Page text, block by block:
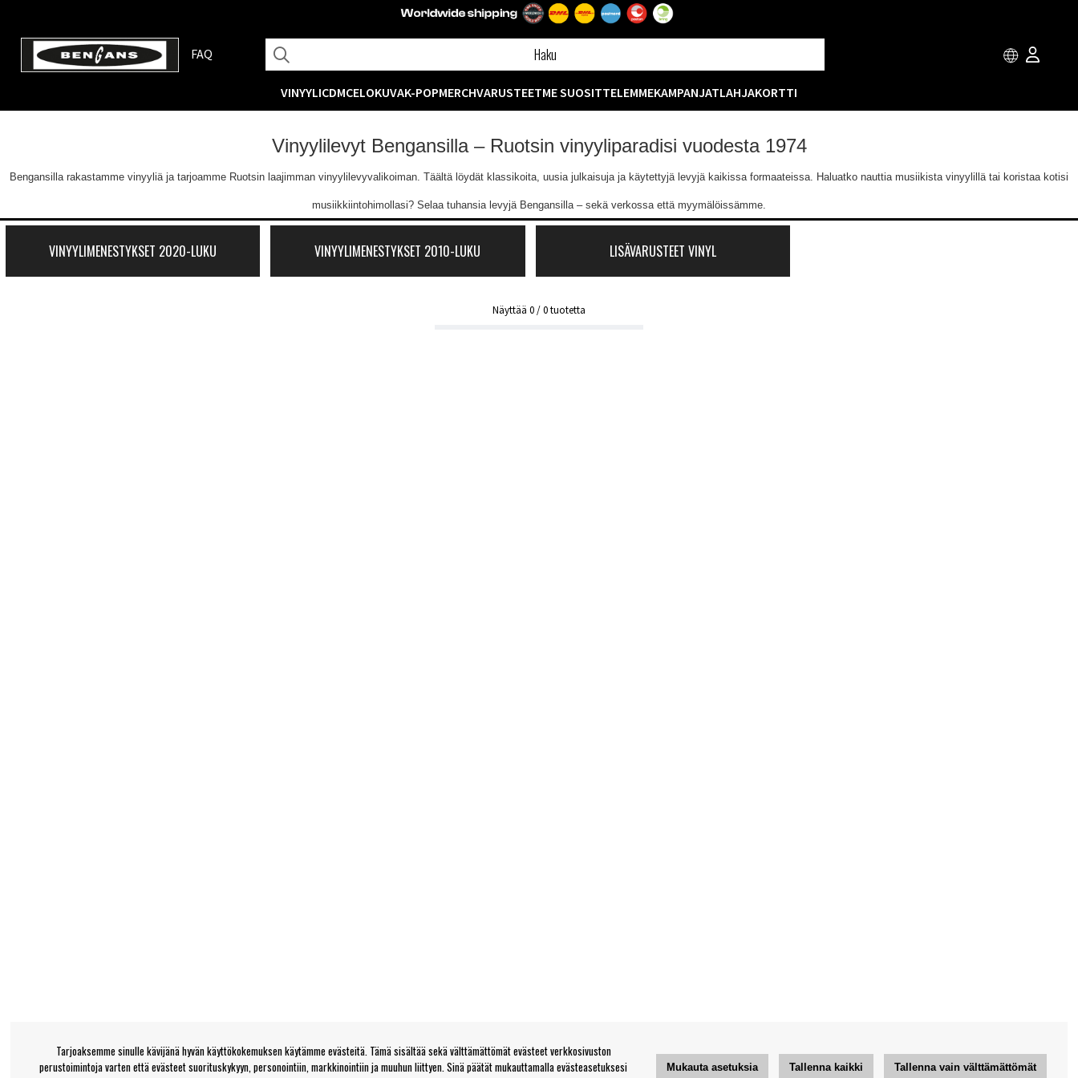
FAQ
VINYYLICDMCELOKUVAK-POPMERCHVARUSTEETME SUOSITTELEMMEKAMPANJATLAHJAKORTTI
Vinyylilevyt Bengansilla – Ruotsin vinyyliparadisi vuodesta 1974
Bengansilla rakastamme vinyyliä ja tarjoamme Ruotsin laajimman vinyylilevyvalikoiman. Täältä löydät klassikoita, uusia julkaisuja ja käytettyjä levyjä kaikissa formaateissa. Haluatko nauttia musiikista vinyylillä tai koristaa kotisi
musiikkiintohimollasi? Selaa tuhansia levyjä Bengansilla – sekä verkossa että myymälöissämme.
VINYYLIMENESTYKSET 2020-LUKU VINYYLIMENESTYKSET 2010-LUKU LISÄVARUSTEET VINYL
Näyttää 0/0tuotetta
Tarjoaksemme sinulle kävijänä hyvän käyttökokemuksen käytämme evästeitä. Tämä sisältää sekä välttämättömät evästeet verkkosivuston
perustoimintoja varten että evästeet suorituskykyyn, personointiin, markkinointiin ja muuhun liittyen. Sinä päätät mukauttamalla evästeasetuksesi
Mukauta asetuksia Tallenna kaikki Tallenna vain välttämättömät